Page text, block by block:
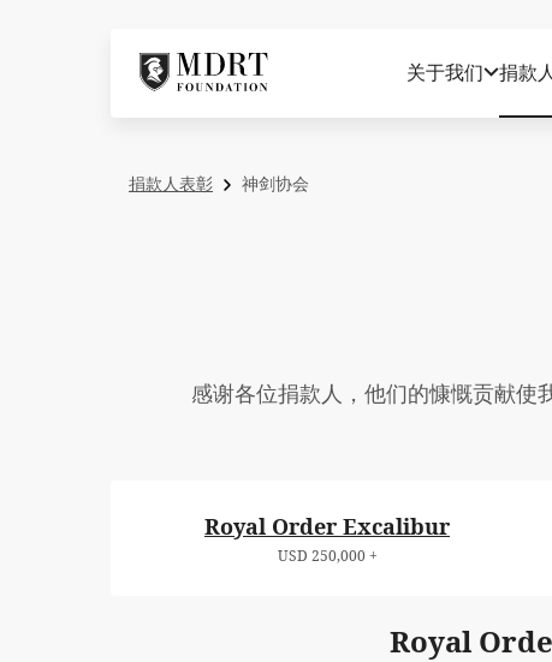
关于我们 捐款
捐款人表彰 神剑协会
感谢各位捐款人，他们的慷慨贡献使
Royal Order Excalibur
USD 250,000 +
Royal